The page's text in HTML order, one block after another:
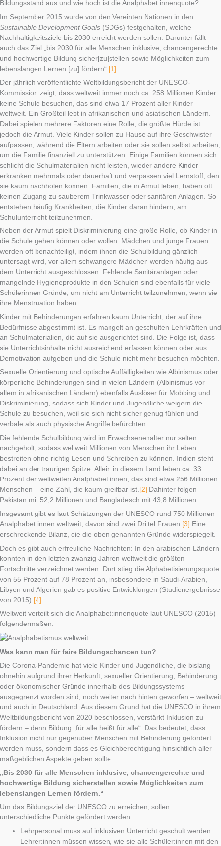
Bildungsstand aus und wie hoch ist die Analphabet:innenquote?
Im September 2015 wurde von den Vereinten Nationen in den
Sustainable Development Goals (SDGs) festgehalten, welche
Nachhaltigkeitsziele bis 2030 erreicht werden sollen. Darunter fällt
auch das Ziel „bis 2030 für alle Menschen inklusive, chancengerechte
und hochwertige Bildung sicher[zu]stellen sowie Möglichkeiten zum
lebenslangen Lernen [zu] fördern“. [1]
Der jährlich veröffentlichte Weltbildungsbericht der UNESCO-
Kommission zeigt, dass weltweit immer noch ca. 258 Millionen Kinder
keine Schule besuchen, das sind etwa 17 Prozent aller Kinder
weltweit. Ein Großteil lebt in afrikanischen und asiatischen Ländern.
Dabei spielen mehrere Faktoren eine Rolle, die größte Hürde ist
jedoch die Armut. Viele Kinder sollen zu Hause auf ihre Geschwister
aufpassen, während die Eltern arbeiten oder sie sollen selbst arbeiten,
um die Familie finanziell zu unterstützen. Einige Familien können sich
schlicht die Schulmaterialien nicht leisten, wieder andere Kinder
erkranken mehrmals oder dauerhaft und verpassen viel Lernstoff, den
sie kaum nachholen können. Familien, die in Armut leben, haben oft
keinen Zugang zu sauberem Trinkwasser oder sanitären Anlagen. So
entstehen häufig Krankheiten, die Kinder daran hindern, am
Schulunterricht teilzunehmen.
Neben der Armut spielt Diskriminierung eine große Rolle, ob Kinder in
die Schule gehen können oder wollen. Mädchen und junge Frauen
werden oft benachteiligt, indem ihnen die Schulbildung gänzlich
untersagt wird, vor allem schwangere Mädchen werden häufig aus
dem Unterricht ausgeschlossen. Fehlende Sanitäranlagen oder
mangelnde Hygieneprodukte in den Schulen sind ebenfalls für viele
Schülerinnen Gründe, um nicht am Unterricht teilzunehmen, wenn sie
ihre Menstruation haben.
Kinder mit Behinderungen erfahren kaum Unterricht, der auf ihre
Bedürfnisse abgestimmt ist. Es mangelt an geschulten Lehrkräften und
an Schulmaterialien, die auf sie ausgerichtet sind. Die Folge ist, dass
sie Unterrichtsinhalte nicht ausreichend erfassen können oder aus
Demotivation aufgeben und die Schule nicht mehr besuchen möchten.
Sexuelle Orientierung und optische Auffälligkeiten wie Albinismus oder
körperliche Behinderungen sind in vielen Ländern (Albinismus vor
allem in afrikanischen Ländern) ebenfalls Auslöser für Mobbing und
Diskriminierung, sodass sich Kinder und Jugendliche weigern die
Schule zu besuchen, weil sie sich nicht sicher genug fühlen und
verbale als auch physische Angriffe befürchten.
Die fehlende Schulbildung wird im Erwachsenenalter nur selten
nachgeholt, sodass weltweit Millionen von Menschen ihr Leben
bestreiten ohne richtig Lesen und Schreiben zu können. Indien steht
dabei an der traurigen Spitze: Allein in diesem Land leben ca. 33
Prozent der weltweiten Analphabet:innen, das sind etwa 256 Millionen
Menschen – eine Zahl, die kaum greifbar ist. [2] Dahinter folgen
Pakistan mit 52,2 Millionen und Bangladesch mit 43,8 Millionen.
Insgesamt gibt es laut Schätzungen der UNESCO rund 750 Millionen
Analphabet:innen weltweit, davon sind zwei Drittel Frauen. [3] Eine
erschreckende Bilanz, die die oben genannten Gründe widerspiegelt.
Doch es gibt auch erfreuliche Nachrichten: In den arabischen Ländern
konnten in den letzten zwanzig Jahren weltweit die größten
Fortschritte verzeichnet werden. Dort stieg die Alphabetisierungsquote
von 55 Prozent auf 78 Prozent an, insbesondere in Saudi-Arabien,
Libyen und Algerien gab es positive Entwicklungen (Studienergebnisse
von 2015). [4]
Weltweit verteilt sich die Analphabet:innenquote laut UNESCO (2015)
folgendermaßen:
Was kann man für faire Bildungschancen tun?
Die Corona-Pandemie hat viele Kinder und Jugendliche, die bislang
ohnehin aufgrund ihrer Herkunft, sexueller Orientierung, Behinderung
oder ökonomischer Gründe innerhalb des Bildungssystems
ausgegrenzt worden sind, noch weiter nach hinten geworfen – weltweit
und auch in Deutschland. Aus diesem Grund hat die UNESCO in ihrem
Weltbildungsbericht von 2020 beschlossen, verstärkt Inklusion zu
fördern – denn Bildung „für alle heißt für alle“. Das bedeutet, dass
Inklusion nicht nur gegenüber Menschen mit Behinderung gefördert
werden muss, sondern dass es Gleichberechtigung hinsichtlich aller
maßgeblichen Aspekte geben sollte.
„Bis 2030 für alle Menschen inklusive, chancengerechte und
hochwertige Bildung sicherstellen sowie Möglichkeiten zum
lebenslangen Lernen fördern.“
Um das Bildungsziel der UNESCO zu erreichen, sollen
unterschiedliche Punkte gefördert werden:
Lehrpersonal muss auf inklusiven Unterricht geschult werden:
Lehrer:innen müssen wissen, wie sie alle Schüler:innen mit den